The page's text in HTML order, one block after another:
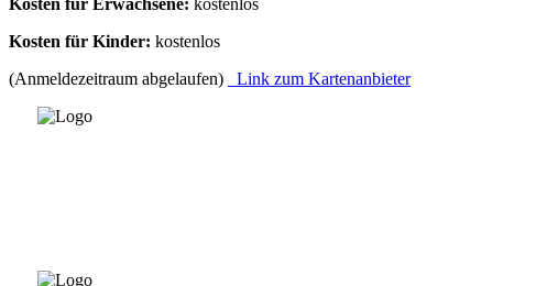
Kosten für Kinder: kostenlos
(Anmeldezeitraum abgelaufen)
Link zum Kartenanbieter